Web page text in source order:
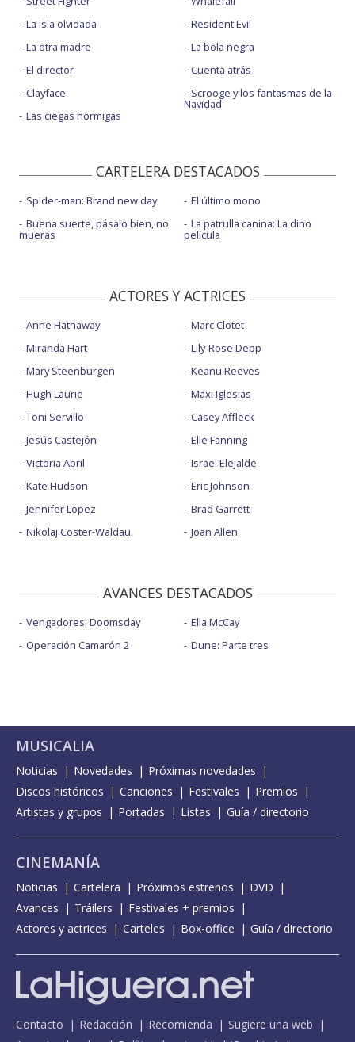
La isla olvidada
La otra madre
El director
Clayface
Las ciegas hormigas
Resident Evil
La bola negra
Cuenta atrás
Scrooge y los fantasmas de la
Navidad
CARTELERA DESTACADOS
Spider-man: Brand new day
Buena suerte, pásalo bien, no
mueras
El último mono
La patrulla canina: La dino
película
ACTORES Y ACTRICES
Anne Hathaway
Miranda Hart
Mary Steenburgen
Hugh Laurie
Toni Servillo
Jesús Castejón
Victoria Abril
Kate Hudson
Jennifer Lopez
Nikolaj Coster-Waldau
Marc Clotet
Lily-Rose Depp
Keanu Reeves
Maxi Iglesias
Casey Affleck
Elle Fanning
Israel Elejalde
Eric Johnson
Brad Garrett
Joan Allen
AVANCES DESTACADOS
Vengadores: Doomsday
Operación Camarón 2
Ella McCay
Dune: Parte tres
MUSICALIA
Noticias Novedades
Próximas novedades
Discos históricos
Canciones Festivales
Premios
Artistas y grupos
Portadas Listas Guía / directorio
CINEMANÍA
Noticias Cartelera Próximos estrenos
DVD
Avances
Tráilers
Festivales + premios
Actores y actrices
Carteles Box-office Guía / directorio
Contacto Redacción Recomienda
Sugiere una web